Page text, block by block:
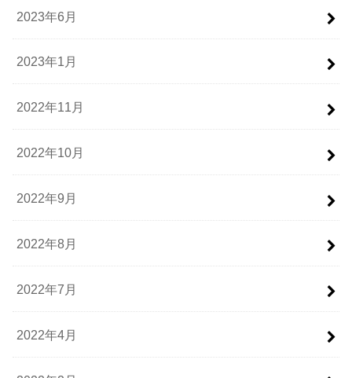
2023年6月
2023年1月
2022年11月
2022年10月
2022年9月
2022年8月
2022年7月
2022年4月